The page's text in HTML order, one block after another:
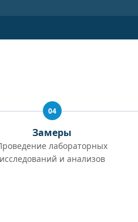
04
Замеры
лабораторных
исследований и анализов